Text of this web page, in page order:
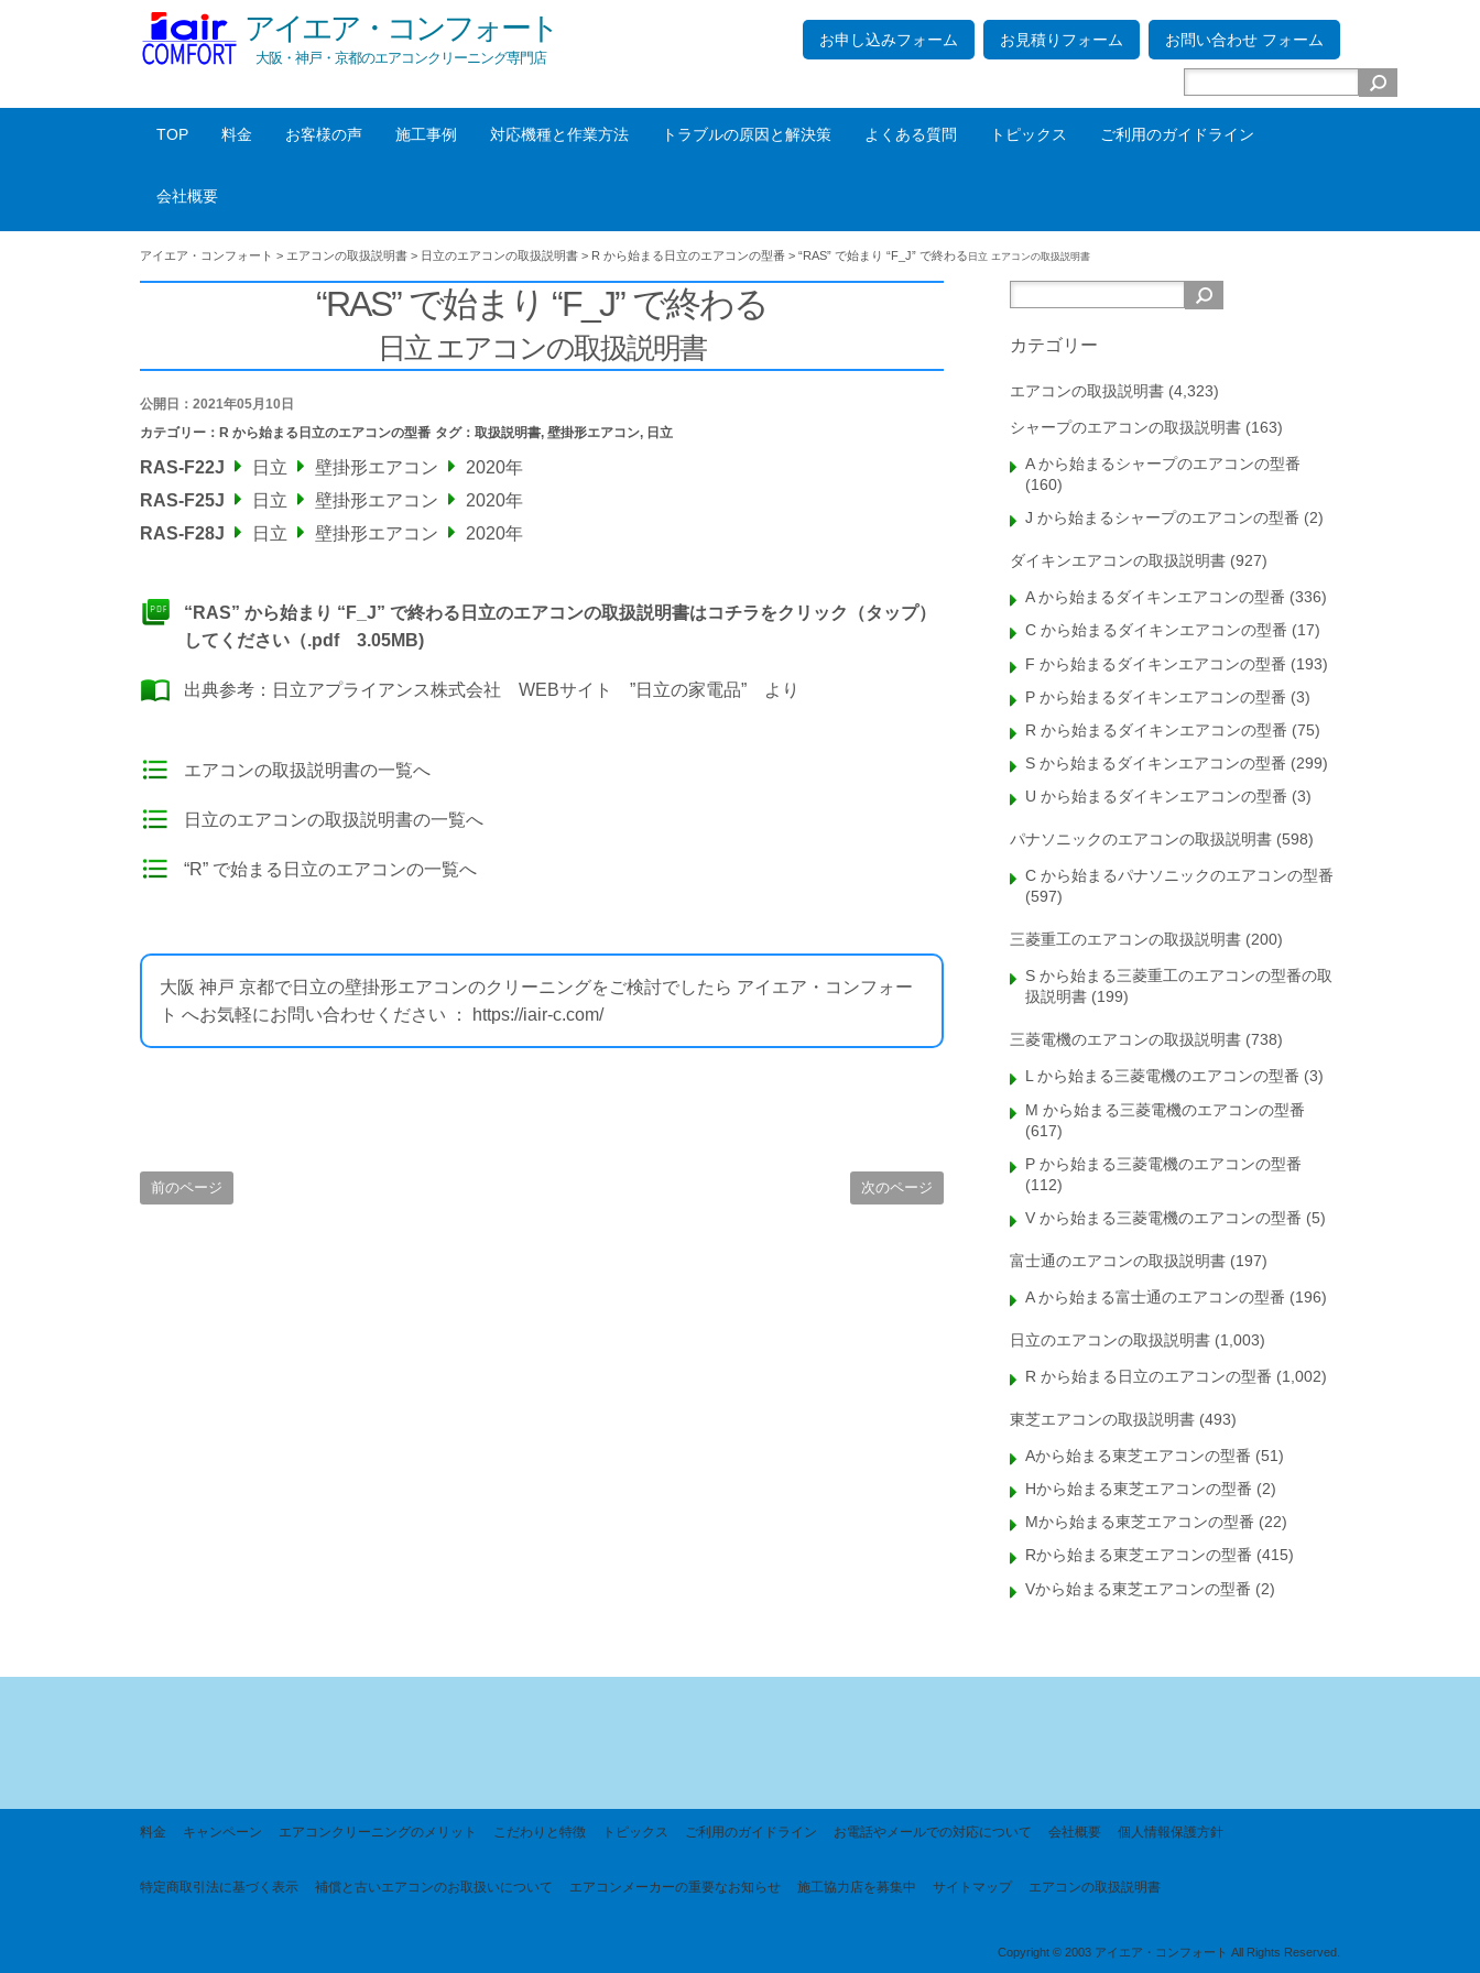
アイエア・コンフォート
大阪・神戸・京都のエアコンクリーニング専門店
お申し込みフォーム お見積りフォーム お問い合わせ フォーム
TOP 料金 お客様の声 施工事例 対応機種と作業方法 トラブルの原因と解決策 よくある質問 トピックス ご利用のガイドライン
会社概要
アイエア・コンフォート > エアコンの取扱説明書 > 日立のエアコンの取扱説明書 > R から始まる日立のエアコンの型番 > “RAS” で始まり “F_J” で終わる 日立 エアコンの取扱説明書
“RAS” で始まり “F_J” で終わる
日立 エアコンの取扱説明書
公開日：2021年05月10日
カテゴリー： R から始まる日立のエアコンの型番 タグ： 取扱説明書, 壁掛形エアコン, 日立
RAS-F22J 日立 壁掛形エアコン
2020年
RAS-F25J
日立 壁掛形エアコン
2020年
RAS-F28J
日立 壁掛形エアコン 2020年
“RAS” から始まり “F_J” で終わる日立のエアコンの取扱説明書はコチラをクリック（タップ）
してください（.pdf 3.05MB)
出典参考： 日立アプライアンス株式会社 WEBサイト ”日立の家電品” より
エアコンの取扱説明書の一覧へ
日立のエアコンの取扱説明書の一覧へ
“R” で始まる日立のエアコンの一覧へ
大阪 神戸 京都で日立の壁掛形エアコンのクリーニングをご検討でしたら アイエア・コンフォー
ト へお気軽にお問い合わせください ： https://iair-c.com/
前のページ 次のページ
カテゴリー
エアコンの取扱説明書 (4,323)
シャープのエアコンの取扱説明書 (163)
A から始まるシャープのエアコンの型番
(160)
J から始まるシャープのエアコンの型番 (2)
ダイキンエアコンの取扱説明書 (927)
A から始まるダイキンエアコンの型番 (336)
C から始まるダイキンエアコンの型番 (17)
F から始まるダイキンエアコンの型番 (193)
P から始まるダイキンエアコンの型番 (3)
R から始まるダイキンエアコンの型番 (75)
S から始まるダイキンエアコンの型番 (299)
U から始まるダイキンエアコンの型番 (3)
パナソニックのエアコンの取扱説明書 (598)
C から始まるパナソニックのエアコンの型番
(597)
三菱重工のエアコンの取扱説明書 (200)
S から始まる三菱重工のエアコンの型番の取
扱説明書 (199)
三菱電機のエアコンの取扱説明書 (738)
L から始まる三菱電機のエアコンの型番 (3)
M から始まる三菱電機のエアコンの型番
(617)
P から始まる三菱電機のエアコンの型番
(112)
V から始まる三菱電機のエアコンの型番 (5)
富士通のエアコンの取扱説明書 (197)
A から始まる富士通のエアコンの型番 (196)
日立のエアコンの取扱説明書 (1,003)
R から始まる日立のエアコンの型番 (1,002)
東芝エアコンの取扱説明書 (493)
Aから始まる東芝エアコンの型番 (51)
Hから始まる東芝エアコンの型番 (2)
Mから始まる東芝エアコンの型番 (22)
Rから始まる東芝エアコンの型番 (415)
Vから始まる東芝エアコンの型番 (2)
料金 キャンペーン エアコンクリーニングのメリット こだわりと特徴 トピックス ご利用のガイドライン お電話やメールでの対応について 会社概要 個人情報保護方針
特定商取引法に基づく 表示 補償と古いエアコンのお取扱いについて エアコンメーカーの重要なお知らせ 施工協力店を募集中 サイトマップ エアコンの取扱説明書
Copyright © 2003 アイエア・コンフォート All Rights Reserved.